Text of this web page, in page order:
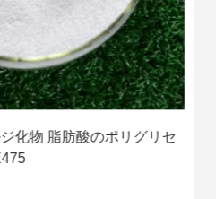
化物 脂肪酸のポリグリセ